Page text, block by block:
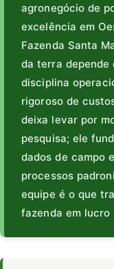
agronegócio de
excelência em
Fazenda Santa
da terra depende
disciplina
rigoroso de
deixa levar por
pesquisa; ele
dados de campo
processos
equipe é o que
fazenda em lucro